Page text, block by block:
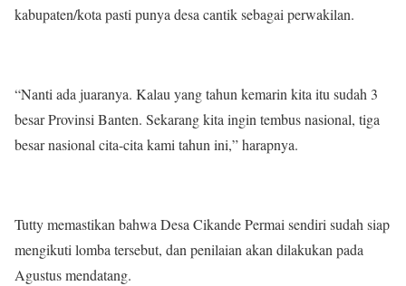
kabupaten/kota pasti punya desa cantik sebagai perwakilan.
“Nanti ada juaranya. Kalau yang tahun kemarin kita itu sudah 3
besar Provinsi Banten. Sekarang kita ingin tembus nasional, tiga
besar nasional cita-cita kami tahun ini,” harapnya.
Tutty memastikan bahwa Desa Cikande Permai sendiri sudah siap
mengikuti lomba tersebut, dan penilaian akan dilakukan pada
Agustus mendatang.